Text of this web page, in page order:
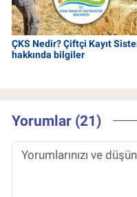
ÇKS Nedir? Çiftçi Kayıt
hakkında bilgiler
Yorumlar (21)